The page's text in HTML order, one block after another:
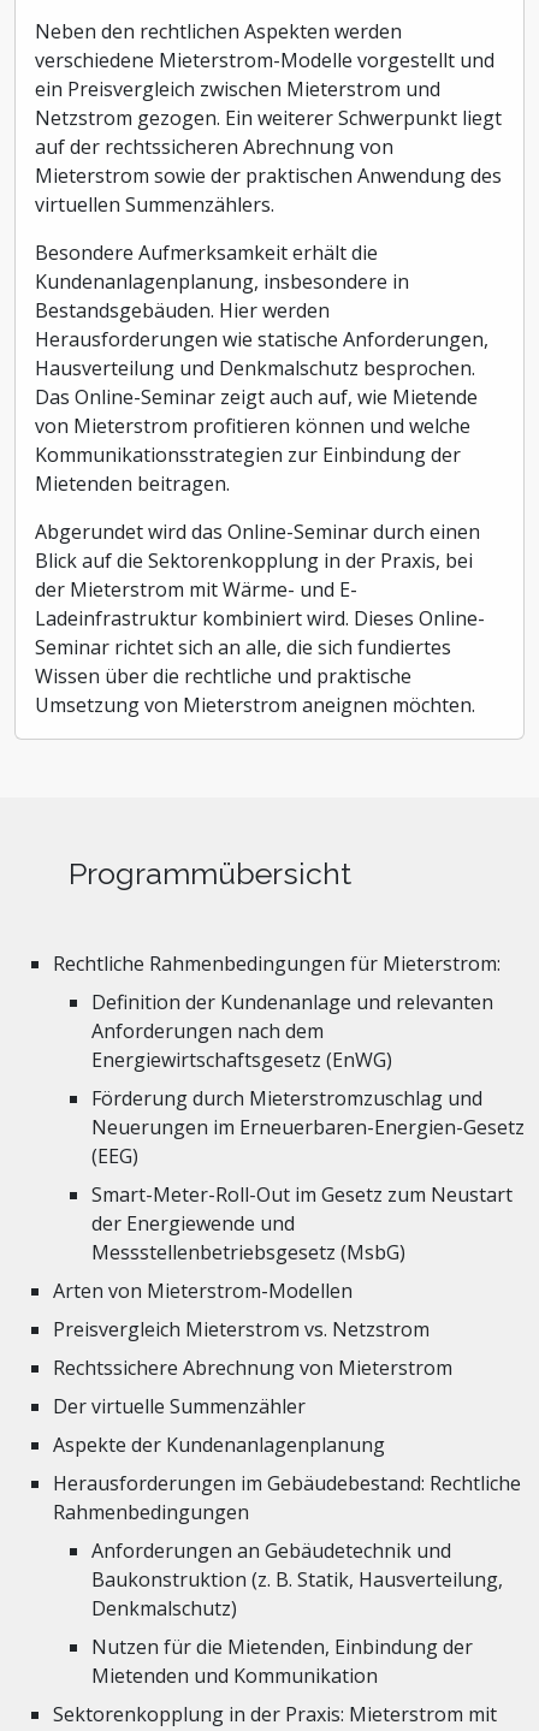
Neben den rechtlichen Aspekten werden
verschiedene Mieterstrom-Modelle vorgestellt und
ein Preisvergleich zwischen Mieterstrom und
Netzstrom gezogen. Ein weiterer Schwerpunkt liegt
auf der rechtssicheren Abrechnung von
Mieterstrom sowie der praktischen Anwendung des
virtuellen Summenzählers.
Besondere Aufmerksamkeit erhält die
Kundenanlagenplanung, insbesondere in
Bestandsgebäuden. Hier werden
Herausforderungen wie statische Anforderungen,
Hausverteilung und Denkmalschutz besprochen.
Das Online-Seminar zeigt auch auf, wie Mietende
von Mieterstrom profitieren können und welche
Kommunikationsstrategien zur Einbindung der
Mietenden beitragen.
Abgerundet wird das Online-Seminar durch einen
Blick auf die Sektorenkopplung in der Praxis, bei
der Mieterstrom mit Wärme- und E-
Ladeinfrastruktur kombiniert wird. Dieses Online-
Seminar richtet sich an alle, die sich fundiertes
Wissen über die rechtliche und praktische
Umsetzung von Mieterstrom aneignen möchten.
Programmübersicht
Rechtliche Rahmenbedingungen für Mieterstrom:
Definition der Kundenanlage und relevanten
Anforderungen nach dem
Energiewirtschaftsgesetz (EnWG)
Förderung durch Mieterstromzuschlag und
Neuerungen im Erneuerbaren-Energien-Gesetz
(EEG)
Smart-Meter-Roll-Out im Gesetz zum Neustart
der Energiewende und
Messstellenbetriebsgesetz (MsbG)
Arten von Mieterstrom-Modellen
Preisvergleich Mieterstrom vs. Netzstrom
Rechtssichere Abrechnung von Mieterstrom
Der virtuelle Summenzähler
Aspekte der Kundenanlagenplanung
Herausforderungen im Gebäudebestand: Rechtliche
Rahmenbedingungen
Anforderungen an Gebäudetechnik und
Baukonstruktion (z. B. Statik, Hausverteilung,
Denkmalschutz)
Nutzen für die Mietenden, Einbindung der
Mietenden und Kommunikation
Sektorenkopplung in der Praxis: Mieterstrom mit